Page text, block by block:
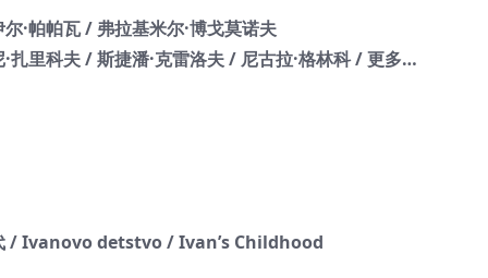
·帕帕瓦 / 弗拉基米尔·博戈莫诺夫
里科夫 / 斯捷潘·克雷洛夫 / 尼古拉·格林科 / 更多…
/ Ivanovo detstvo / Ivan’s Childhood